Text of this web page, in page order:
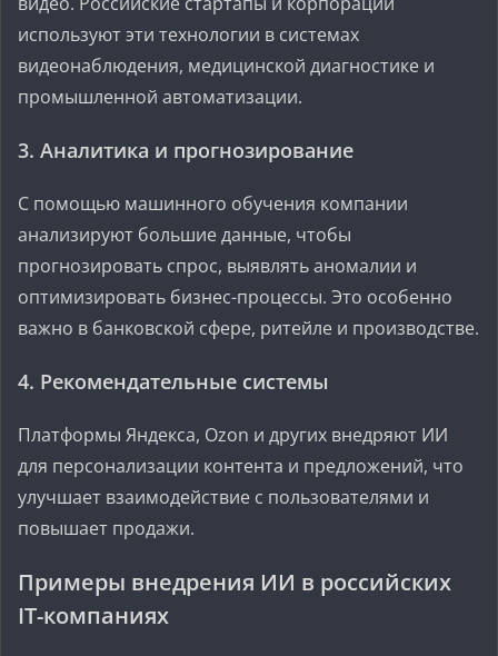
используют эти технологии в системах
видеонаблюдения, медицинской диагностике и
промышленной автоматизации.
3. Аналитика и прогнозирование
С помощью машинного обучения компании
анализируют большие данные, чтобы
прогнозировать спрос, выявлять аномалии и
оптимизировать бизнес-процессы. Это особенно
важно в банковской сфере, ритейле и производстве.
4. Рекомендательные системы
Платформы Яндекса, Ozon и других внедряют ИИ
для персонализации контента и предложений, что
улучшает взаимодействие с пользователями и
повышает продажи.
Примеры внедрения ИИ в российских
IT-компаниях